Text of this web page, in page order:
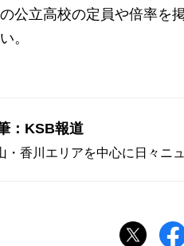
公立高校の定員や倍率を
。
：KSB報道
・香川エリアを中心に日々ニ